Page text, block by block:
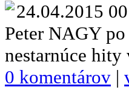
24.04.2015
Peter NAGY
nestarnúce
0 komentárov |